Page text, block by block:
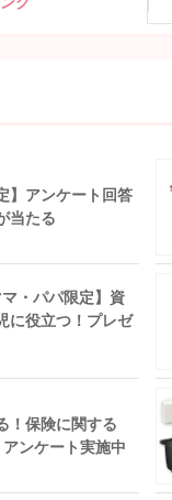
】アンケート回答
当たる
マ・パパ限定】資
に役立つ！プレゼ
！保険に関する
アンケート実施中